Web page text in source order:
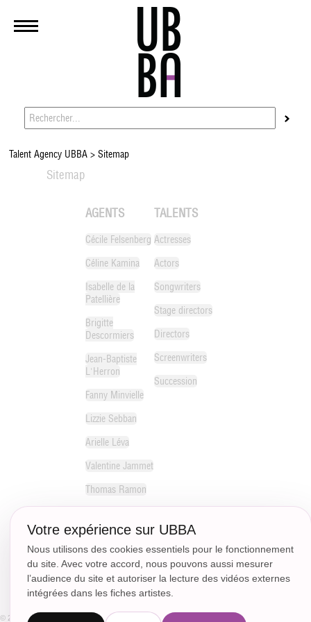
Talent Agency UBBA> Sitemap
Sitemap
AGENTS
Cécile Felsenberg
Céline Kamina
Isabelle de la
Patellière
Brigitte
Descormiers
Jean-Baptiste
L'Herron
Fanny Minvielle
Lizzie Sebban
Arielle Léva
Valentine Jammet
Thomas Ramon
Gaffric
Paul Couralet
Guillaume Bénit
TALENTS
Actresses
Actors
Songwriters
Stage directors
Directors
Screenwriters
Succession
© 2018 - CC.Communication - Sitemap Legal Notices Politique de confidentialité
Votre expérience sur UBBA
Nous utilisons des cookies essentiels pour le fonctionnement
du site. Avec votre accord, nous pouvons aussi mesurer
l’audience du site et autoriser la lecture des vidéos externes
intégrées dans les fiches artistes.